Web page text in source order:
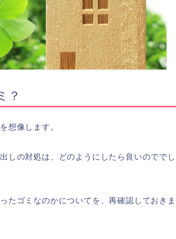
？
想像します。
しの対処は、どのようにしたら良いのででし
たゴミなのかについてを、再確認しておきま